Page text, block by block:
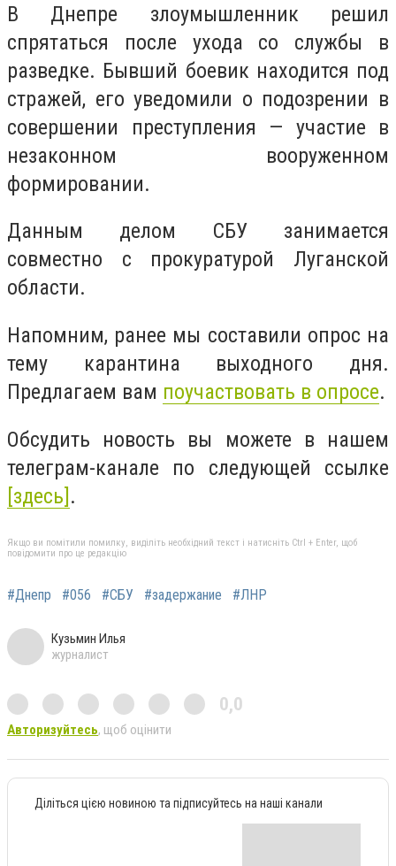
В Днепре злоумышленник решил
спрятаться после ухода со службы в
разведке. Бывший боевик находится под
стражей, его уведомили о подозрении в
совершении преступления — участие в
незаконном вооруженном
формировании.
Данным делом СБУ занимается
совместно с прокуратурой Луганской
области.
Напомним, ранее мы составили опрос на
тему карантина выходного дня.
Предлагаем вам поучаствовать в опросе.
Обсудить новость вы можете в нашем
телеграм-канале по следующей ссылке
[здесь] .
Якщо ви помітили помилку, виділіть необхідний текст і натисніть Ctrl + Enter, щоб
повідомити про це редакцію
#Днепр #056 #СБУ #задержание #ЛНР
Кузьмин Илья
журналист
0,0
Авторизуйтесь, щоб оцінити
Діліться цією новиною та підписуйтесь на наші канали